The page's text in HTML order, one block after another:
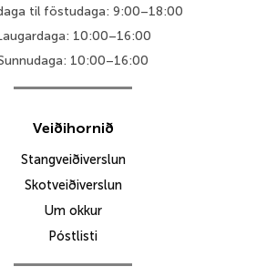
til föstudaga: 9:00–18:00
10:00–16:00
10:00–16:00
Veiðihornið
Stangveiðiverslun
Skotveiðiverslun
Um okkur
Póstlisti